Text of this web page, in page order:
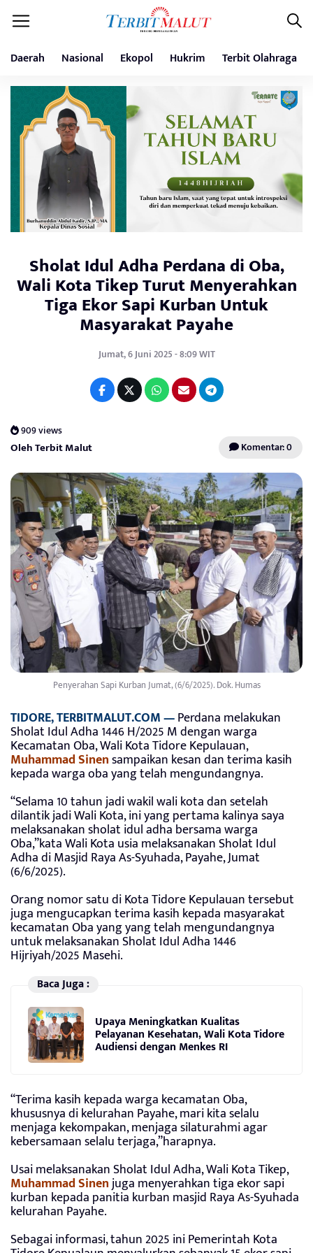
Daerah Nasional Ekopol Hukrim Terbit Olahraga
Sholat Idul Adha Perdana di Oba,
Wali Kota Tikep Turut Menyerahkan
Tiga Ekor Sapi Kurban Untuk
Masyarakat Payahe
Jumat, 6 Juni 2025 - 8:09 WIT
909 views
Oleh Terbit Malut Komentar: 0
Penyerahan Sapi Kurban Jumat, (6/6/2025). Dok. Humas
TIDORE, TERBITMALUT.COM —Perdana melakukan
Sholat Idul Adha 1446 H/2025 M dengan warga
Kecamatan Oba, Wali Kota Tidore Kepulauan,
Muhammad Sinensampaikan kesan dan terima kasih
kepada warga oba yang telah mengundangnya.
“Selama 10 tahun jadi wakil wali kota dan setelah
dilantik jadi Wali Kota, ini yang pertama kalinya saya
melaksanakan sholat idul adha bersama warga
Oba,”kata Wali Kota usia melaksanakan Sholat Idul
Adha di Masjid Raya As-Syuhada, Payahe, Jumat
(6/6/2025).
Orang nomor satu di Kota Tidore Kepulauan tersebut
juga mengucapkan terima kasih kepada masyarakat
kecamatan Oba yang yang telah mengundangnya
untuk melaksanakan Sholat Idul Adha 1446
Hijriyah/2025 Masehi.
Baca Juga :
Upaya Meningkatkan Kualitas
Pelayanan Kesehatan, Wali Kota Tidore
Audiensi dengan Menkes RI
“Terima kasih kepada warga kecamatan Oba,
khususnya di kelurahan Payahe, mari kita selalu
menjaga kekompakan, menjaga silaturahmi agar
kebersamaan selalu terjaga,”harapnya.
Usai melaksanakan Sholat Idul Adha, Wali Kota Tikep,
Muhammad Sinenjuga menyerahkan tiga ekor sapi
kurban kepada panitia kurban masjid Raya As-Syuhada
kelurahan Payahe.
Sebagai informasi, tahun 2025 ini Pemerintah Kota